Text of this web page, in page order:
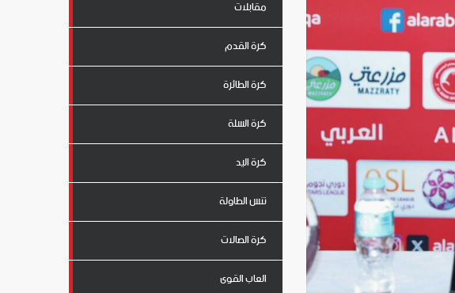
مقابلات
كرة القدم
كرة الطائرة
كرة السلة
كرة اليد
تنس الطاولة
كرة الصالات
العاب القوى